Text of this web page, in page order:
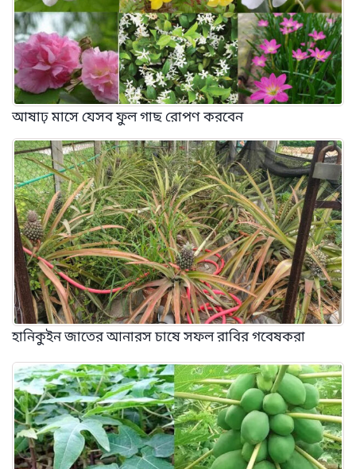
আষাঢ় মাসে যেসব ফুল গাছ রোপণ করবেন
হানিকুইন জাতের আনারস চাষে সফল রাবির গবেষকরা